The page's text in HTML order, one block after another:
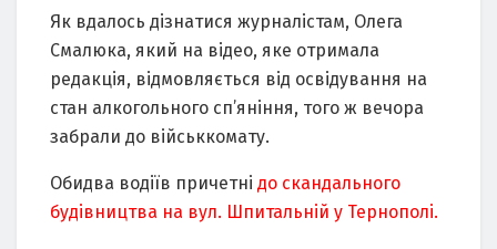
Як вдалось дізнатися журналістам, Олега
Смалюка, який на відео, яке отримала
редакція, відмовляється від освідування на
стан алкогольного сп’яніння, того ж вечора
забрали до військкомату.
Обидва водіїв причетні до скандального
будівництва на вул. Шпитальній у Тернополі.